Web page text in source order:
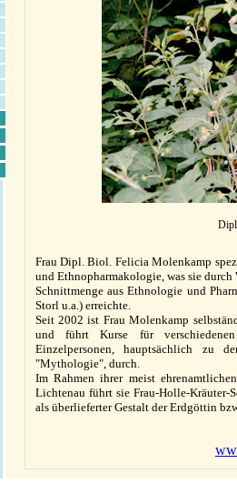
Frau Dipl. Biol. Felicia Molenkamp
und Ethnopharmakologie, was sie
Schnittmenge aus Ethnologie und
Storl u.a.) erreichte.
Seit 2002 ist Frau Molenkamp
und führt Kurse für
Einzelpersonen, hauptsächlich zu
"Mythologie", durch.
Im Rahmen ihrer meist
Lichtenau führt sie Frau-Holle-Kräuter-
als überlieferter Gestalt der Erdgöttin